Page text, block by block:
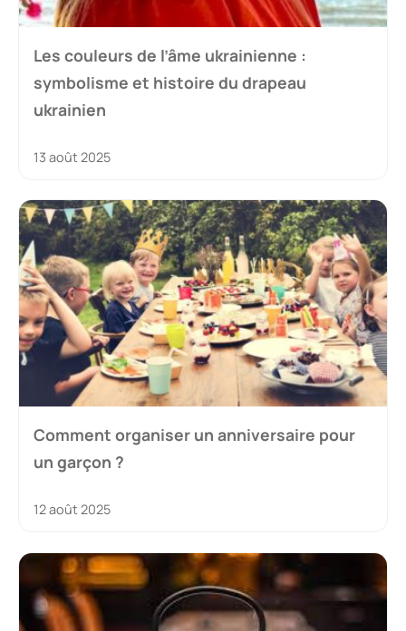
Les couleurs de l’âme ukrainienne :
symbolisme et histoire du drapeau
ukrainien
13 août 2025
Comment organiser un anniversaire pour
un garçon ?
12 août 2025